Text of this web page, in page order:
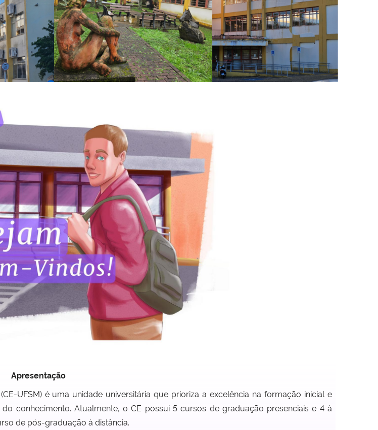
Apresentação
UFSM) é uma unidade universitária que prioriza a excelência na formação inicial e
conhecimento. Atualmente, o CE possui 5 cursos de graduação presenciais e 4 à
de pós-graduação à distância.